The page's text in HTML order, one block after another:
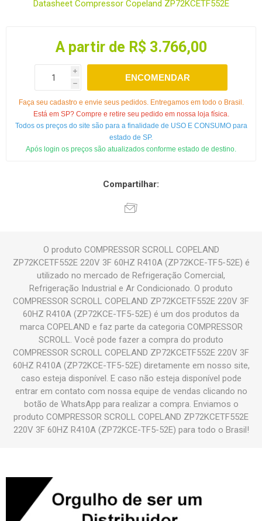
Datasheet Compressor Copeland ZP72KCETF552E
A partir de R$ 3.766,00
i
h
ENCOMENDAR
Faça seu cadastro e envie seus pedidos. Entregamos em todo o Brasil.
Está em SP? Compre e retire seu pedido em nossa loja física.
Todos os preços do site são para a finalidade de USO E CONSUMO para
estado de SP.
Após login os preços são atualizados conforme estado de destino.
Compartilhar:
O produto COMPRESSOR SCROLL COPELAND
ZP72KCETF552E 220V 3F 60HZ R410A (ZP72KCE-TF5-52E) é
utilizado no mercado de Refrigeração Comercial,
Refrigeração Industrial e Ar Condicionado. O produto
COMPRESSOR SCROLL COPELAND ZP72KCETF552E 220V 3F
60HZ R410A (ZP72KCE-TF5-52E) é um dos produtos da
marca COPELAND e faz parte da categoria COMPRESSOR
SCROLL. Você pode fazer a compra do produto
COMPRESSOR SCROLL COPELAND ZP72KCETF552E 220V 3F
60HZ R410A (ZP72KCE-TF5-52E) diretamente em nosso site,
caso esteja disponível. E caso não esteja disponível pode
entrar em contato com nossa equipe de vendas clicando no
botão de WhatsApp para realizar a compra. Enviamos o
produto COMPRESSOR SCROLL COPELAND ZP72KCETF552E
220V 3F 60HZ R410A (ZP72KCE-TF5-52E) para todo o Brasil!